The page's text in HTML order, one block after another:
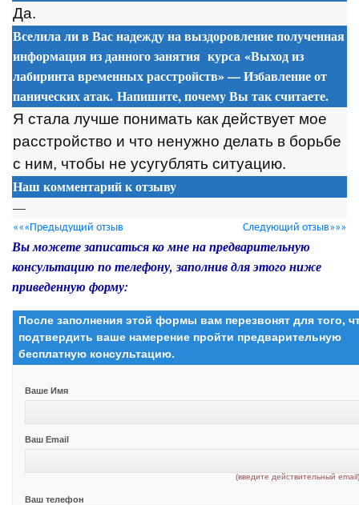
Да.
Вселила ли в Вас надежду на выздоровление полученная
информация из данного занятия курса «Выход из
лабиринта временных расстройств» — Избавление от
панических атак. Напишите, почему Вы так считаете.
Я стала лучше понимать как действует мое
расстройство и что ненужно делать в борьбе
с ним, чтобы не усугублять ситуацию.
Наш комментарий к отзыву
—
«««Предыдущий отзыв Следующий отзыв»»»
Вы можете записаться ко мне на предварительную
консультацию по телефону, заполнив для этого ниже
приведенную форму:
После заполнения этой формы вам перезвонят для того,
подтвердить ваше намерение пройти предварительную
бесплатную консультацию.
Ваше Имя
Ваш Email
(введите действительный
Ваш телефон